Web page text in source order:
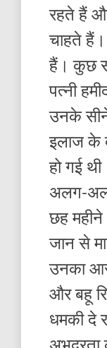
रहते हैं
चाहते
हैं। कुछ
पत्नी
उनके सीने
इलाज के
हो गई
अलग-
छह
जान से
उनका
और बहू
धमकी दे